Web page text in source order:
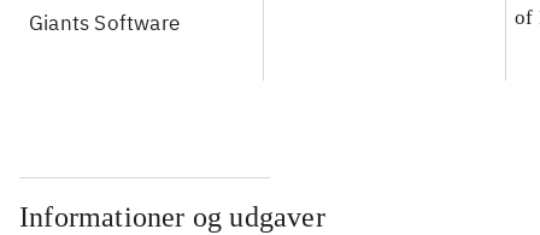
Giants Software
of
Informationer og udgaver